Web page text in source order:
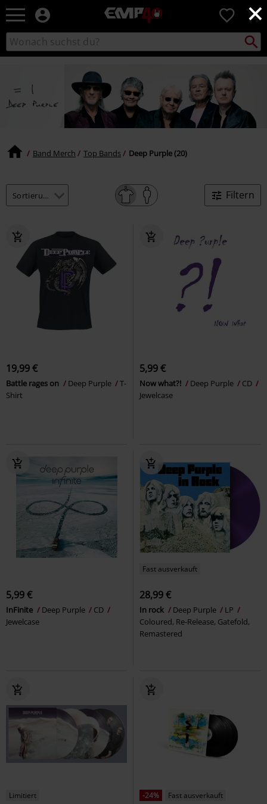
×
EMP
Merchandise
-
Shop
Rock
&
Entertainment
0
Katalog
durchsuchen
suchen
Band Merch Top Bands Deep Purple (20)
Filtern
19,99 €
Battle rages on Deep Purple
T-
Shirt
5,99 €
Now what?! Deep Purple
CD
Jewelcase
5,99 €
InFinite Deep Purple
CD
Jewelcase
Fast ausverkauft
28,99 €
In rock Deep Purple
LP
Coloured, Re-Release, Gatefold,
Remastered
Limitiert -24%
Fast ausverkauft